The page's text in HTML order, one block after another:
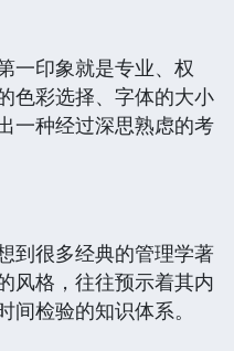
一印象就是专业、权
色彩选择、字体的大小
一种经过深思熟虑的考
到很多经典的管理学著
风格，往往预示着其内
检验的知识体系。